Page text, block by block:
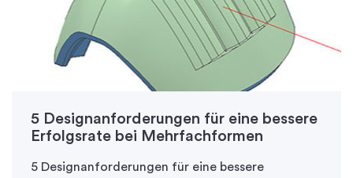
5 Designanforderungen für eine bessere
Erfolgsrate bei Mehrfachformen
5 Designanforderungen für eine bessere